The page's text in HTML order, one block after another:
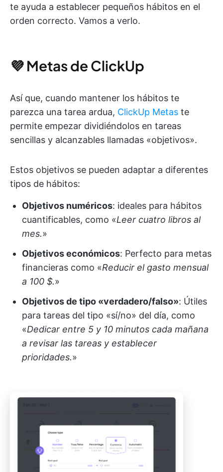
te ayuda a establecer pequeños hábitos en el
orden correcto. Vamos a verlo.
💜 Metas de ClickUp
Así que, cuando mantener los hábitos te
parezca una tarea ardua, ClickUp Metas te
permite empezar dividiéndolos en tareas
sencillas y alcanzables llamadas «objetivos».
Estos objetivos se pueden adaptar a diferentes
tipos de hábitos:
Objetivos numéricos: ideales para hábitos
cuantificables, como «Leer cuatro libros al
mes.»​
Objetivos económicos: Perfecto para metas
financieras como «Reducir el gasto mensual
a 100 $.»
Objetivos de tipo «verdadero/falso»: Útiles
para tareas del tipo «sí/no» del día, como
«Dedicar entre 5 y 10 minutos cada mañana
a revisar las tareas y establecer
prioridades.»